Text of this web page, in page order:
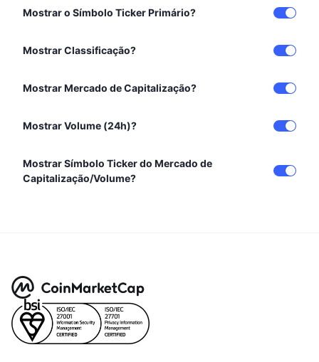
Próximas Vendas
Calendário de eventos
Mostrar o Símbolo Ticker Primário?
Mostrar Classificação?
Mostrar Mercado de Capitalização?
Mostrar Volume (24h)?
Mostrar Símbolo Ticker do Mercado de
Capitalização/Volume?